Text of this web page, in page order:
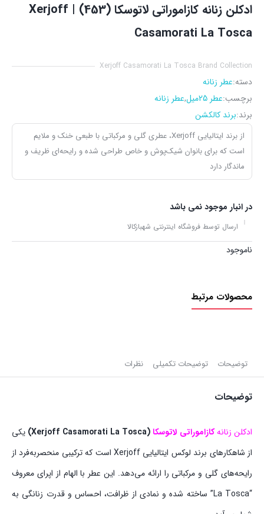
ادکلن زنانه کازاموراتی لاتوسکا (453) | Xerjoff
Casamorati La Tosca
Xerjoff Casamorati La Tosca Brand Collection
دسته:عطر زنانه
برچسب:عطر 25میل ,عطر زنانه
برند:برند کالکشن
از برند ایتالیایی Xerjoff، عطری گلی و مرکباتی با طبعی خنک و ملایم
است که برای بانوان شیک‌پوش و خاص طراحی شده و رایحه‌ای ظریف و
ماندگار دارد
در انبار موجود نمی باشد
ارسال توسط فروشگاه اینترنتی شهبازکالا
ناموجود
محصولات مرتبط
توضیحات توضیحات تکمیلی نظرات
توضیحات
ادکلن زنانهکازاموراتی لاتوسکا(Xerjoff Casamorati La Tosca)
یکی
از شاهکارهای برند لوکس ایتالیایی Xerjoff است که ترکیبی منحصربه‌فرد از
رایحه‌های گلی و مرکباتی را ارائه می‌دهد. این عطر با الهام از اپرای معروف
“La Tosca” ساخته شده و نمادی از ظرافت، احساس و قدرت زنانگی به